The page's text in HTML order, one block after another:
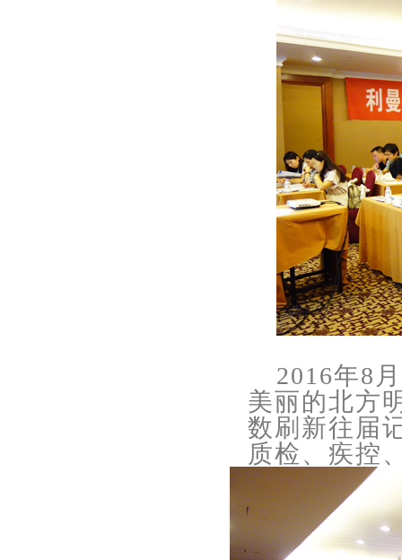
2016年8 月
美丽的北方
数刷新往届
质检、疾控